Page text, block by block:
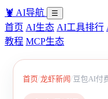
🦞 AI导航 ☰
首页 AI生态 AI工具排行
教程 MCP生态
首页/龙虾新闻 /豆包AI付